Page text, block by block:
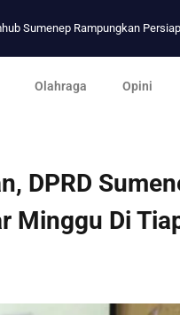
Sumenep Rampungkan
Olahraga Opini
DPRD
Minggu Di